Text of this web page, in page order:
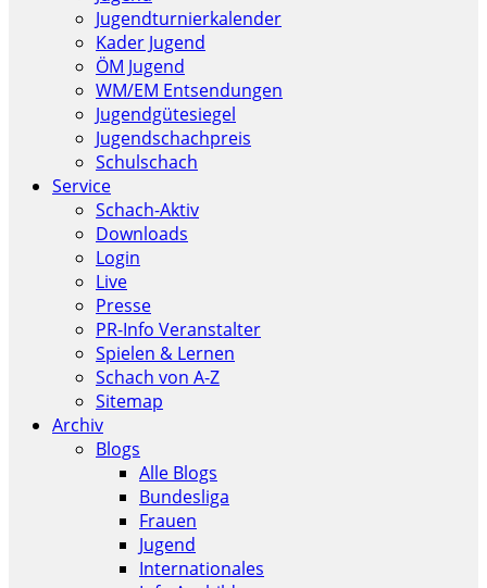
Jugendturnierkalender
Kader Jugend
ÖM Jugend
WM/EM Entsendungen
Jugendgütesiegel
Jugendschachpreis
Schulschach
Service
Schach-Aktiv
Downloads
Login
Live
Presse
PR-Info Veranstalter
Spielen & Lernen
Schach von A-Z
Sitemap
Archiv
Blogs
Alle Blogs
Bundesliga
Frauen
Jugend
Internationales